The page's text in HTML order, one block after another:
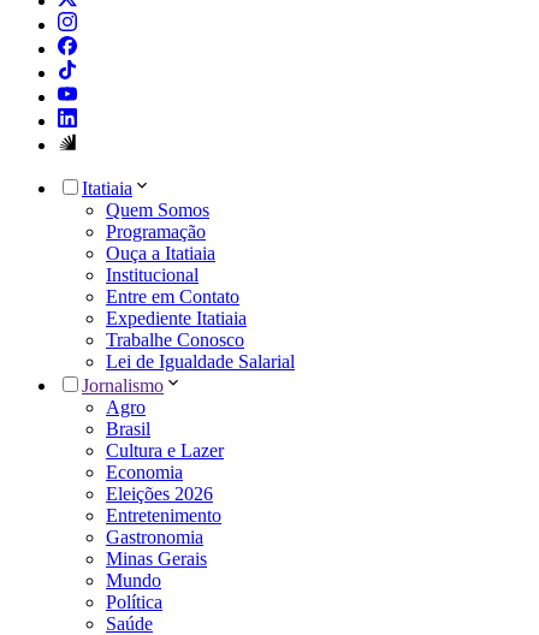
Itatiaia
Quem Somos
Programação
Ouça a Itatiaia
Institucional
Entre em Contato
Expediente Itatiaia
Trabalhe Conosco
Lei de Igualdade Salarial
Jornalismo
Agro
Brasil
Cultura e Lazer
Economia
Eleições 2026
Entretenimento
Gastronomia
Minas Gerais
Mundo
Política
Saúde